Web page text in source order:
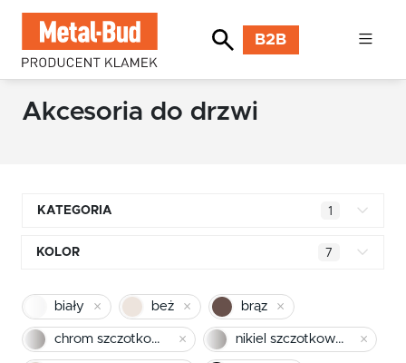
B2B
Akcesoria do drzwi
KATEGORIA 1
Klamki kwadratowe
Klamki INOX stal nierdzewna
Klamki premium
KOLOR 7
chrom
biały beż brąz
chrom szczotkowany mat nikiel szczotkowany